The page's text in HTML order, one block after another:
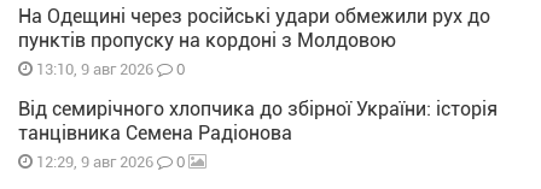
На Одещині через російські удари обмежили рух до
пунктів пропуску на кордоні з Молдовою
13:10, 9 авг 2026 0
Від семирічного хлопчика до збірної України: історія
танцівника Семена Радіонова
12:29, 9 авг 2026 0